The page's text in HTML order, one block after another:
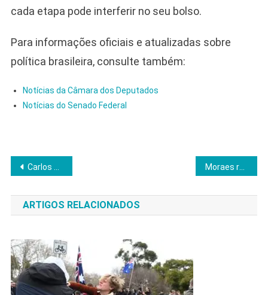
cada etapa pode interferir no seu bolso.
Para informações oficiais e atualizadas sobre
política brasileira, consulte também:
Notícias da Câmara dos Deputados
Notícias do Senado Federal
Navegação
de
Post
Carlos Bolsonaro relata agravamento da saúde de Jair antes de julgamento no STF
ARTIGOS RELACIONADOS